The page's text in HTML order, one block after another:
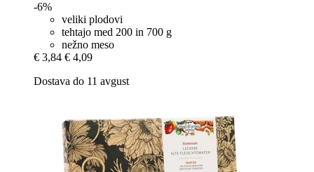
-6%
veliki plodovi
tehtajo med 200 in 700 g
nežno meso
€ 3,84 € 4,09
Dostava do 11 avgust